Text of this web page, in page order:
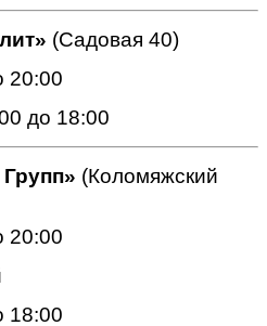
(Садовая 40)
20:00
до 18:00
(Коломяжский
20:00
18:00